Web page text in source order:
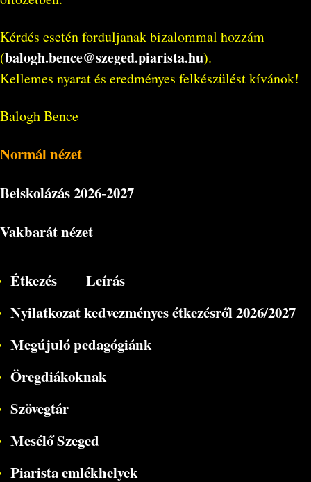
Kérdés esetén forduljanak bizalommal hozzám
(balogh.bence@szeged.piarista.hu).
Kellemes nyarat és eredményes felkészülést kívánok!
Balogh Bence
Normál nézet
Beiskolázás2026-2027
Vakbarát nézet
Étkezés
Leírás
Nyilatkozat kedvezményes étkezésről 2026/2027
Megújuló pedagógiánk
Öregdiákoknak
Szövegtár
Mesélő Szeged
Piarista emlékhelyek